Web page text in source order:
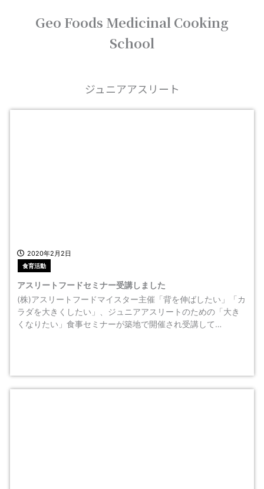
Geo Foods Medicinal Cooking
School
ジュニアアスリート
2020年2月2日
食育活動
アスリートフードセミナー受講しました
(株)アスリートフードマイスター主催「背を伸ばしたい」「カ
ラダを大きくしたい」、ジュニアアスリートのための「大き
くなりたい」食事セミナーが築地で開催され受講して…